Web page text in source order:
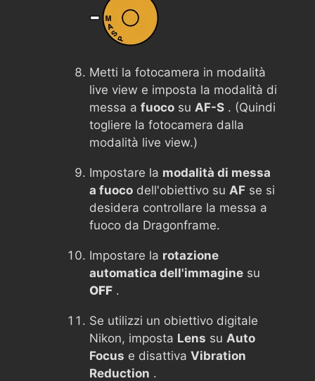
Metti la fotocamera in modalità
live view e imposta la modalità di
messa a fuoco su AF-S . (Quindi
togliere la fotocamera dalla
modalità live view.)
Impostare la modalità di messa
a fuoco dell'obiettivo su AF se si
desidera controllare la messa a
fuoco da Dragonframe.
Impostare la rotazione
automatica dell'immagine su
OFF .
Se utilizzi un obiettivo digitale
Nikon, imposta Lens su Auto
Focus e disattiva Vibration
Reduction .